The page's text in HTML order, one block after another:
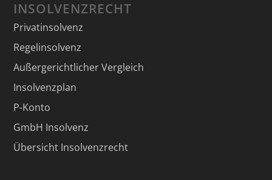
INSOLVENZRECHT
Privatinsolvenz
Regelinsolvenz
Außergerichtlicher Vergleich
Insolvenzplan
P-Konto
GmbH Insolvenz
Übersicht Insolvenzrecht